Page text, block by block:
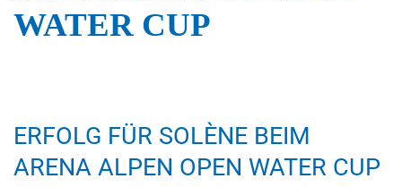
WATER CUP
ERFOLG FÜR SOLÈNE BEIM
ARENA ALPEN OPEN WATER CUP